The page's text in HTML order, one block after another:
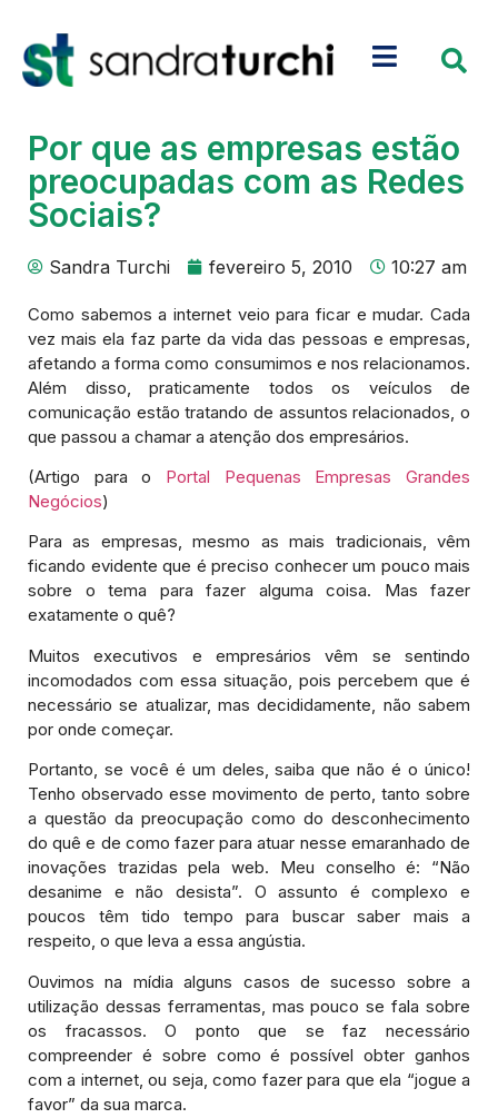
Por que as empresas estão
preocupadas com as Redes
Sociais?
Sandra Turchi fevereiro 5, 2010 10:27 am
Como sabemos a internet veio para ficar e mudar. Cada
vez mais ela faz parte da vida das pessoas e empresas,
afetando a forma como consumimos e nos relacionamos.
Além disso, praticamente todos os veículos de
comunicação estão tratando de assuntos relacionados, o
que passou a chamar a atenção dos empresários.
(Artigo para o Portal Pequenas Empresas Grandes
Negócios)
Para as empresas, mesmo as mais tradicionais, vêm
ficando evidente que é preciso conhecer um pouco mais
sobre o tema para fazer alguma coisa. Mas fazer
exatamente o quê?
Muitos executivos e empresários vêm se sentindo
incomodados com essa situação, pois percebem que é
necessário se atualizar, mas decididamente, não sabem
por onde começar.
Portanto, se você é um deles, saiba que não é o único!
Tenho observado esse movimento de perto, tanto sobre
a questão da preocupação como do desconhecimento
do quê e de como fazer para atuar nesse emaranhado de
inovações trazidas pela web. Meu conselho é: “Não
desanime e não desista”. O assunto é complexo e
poucos têm tido tempo para buscar saber mais a
respeito, o que leva a essa angústia.
Ouvimos na mídia alguns casos de sucesso sobre a
utilização dessas ferramentas, mas pouco se fala sobre
os fracassos. O ponto que se faz necessário
compreender é sobre como é possível obter ganhos
com a internet, ou seja, como fazer para que ela “jogue a
favor” da sua marca.